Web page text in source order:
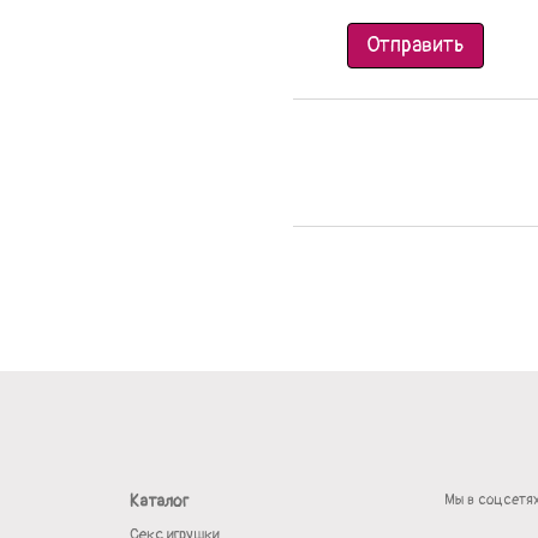
Отправить
Каталог Мы в